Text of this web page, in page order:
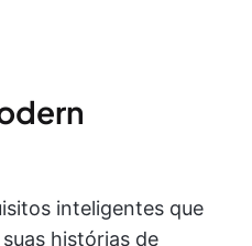
inteligentes que
histórias de